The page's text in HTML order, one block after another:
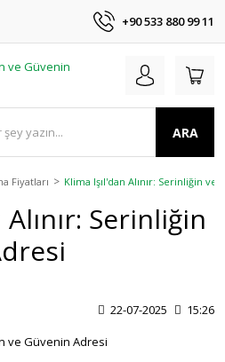
+90 533 880 99 11
ARA
Fiyatları Klima Işıl'dan Alınır: Serinliğin ve
Serinliğin
22-07-2025 15:26